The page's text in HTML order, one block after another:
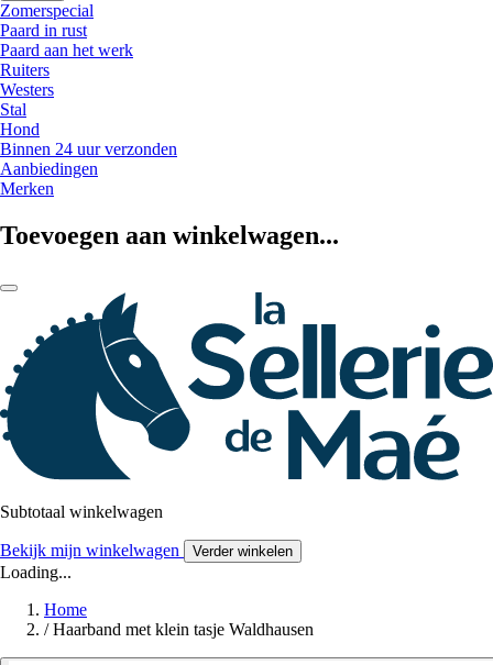
Zomerspecial
Paard in rust
Paard aan het werk
Ruiters
Westers
Stal
Hond
Binnen 24 uur verzonden
Aanbiedingen
Merken
Toevoegen aan winkelwagen...
Subtotaal winkelwagen
Bekijk mijn winkelwagen Verder winkelen
Loading...
Home
/ Haarband met klein tasje Waldhausen